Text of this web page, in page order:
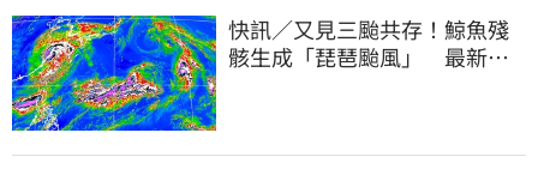
快訊／又見三颱共存！鯨魚殘
骸生成「琵琶颱風」 最新路